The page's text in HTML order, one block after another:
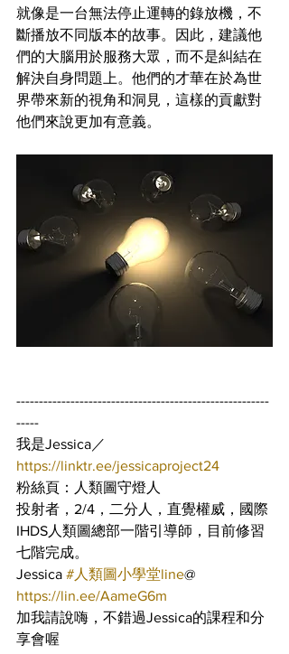
就像是一台無法停止運轉的錄放機，不
斷播放不同版本的故事。因此，建議他
們的大腦用於服務大眾，而不是糾結在
解決自身問題上。他們的才華在於為世
界帶來新的視角和洞見，這樣的貢獻對
他們來說更加有意義。
--------------------------------------------------------
-----
我是Jessica／
https://linktr.ee/jessicaproject24
粉絲頁：人類圖守燈人
投射者，2/4，二分人，直覺權威，國際
IHDS人類圖總部一階引導師，目前修習
七階完成。
Jessica #人類圖小學堂line@
https://lin.ee/AameG6m
加我請說嗨，不錯過Jessica的課程和分
享會喔